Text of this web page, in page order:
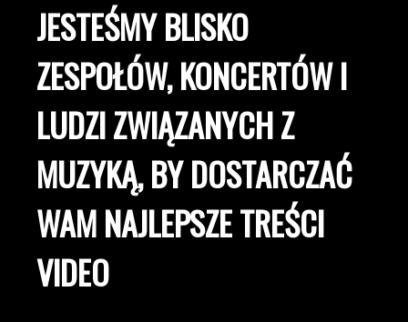
JESTEŚMY BLISKO
ZESPOŁÓW, KONCERTÓW I
LUDZI ZWIĄZANYCH Z
MUZYKĄ, BY DOSTARCZAĆ
WAM NAJLEPSZE TREŚCI
VIDEO